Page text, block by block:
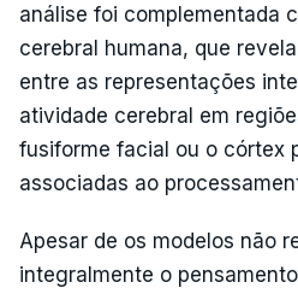
análise foi complementada
cerebral humana, que
entre as representações
atividade cerebral em
fusiforme facial ou o córtex
associadas ao
Apesar de os modelos não
integralmente o